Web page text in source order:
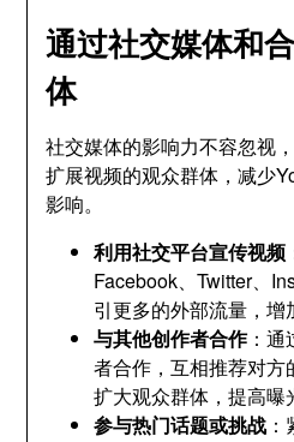
通过社交媒体和
体
社交媒体的影响力不容忽视
扩展视频的观众群体，减少
影响。
利用社交平台宣传视频
Facebook、Twitter、
引更多的外部流量，增
与其他创作者合作：通
者合作，互相推荐对
扩大观众群体，提高曝
参与热门话题或挑战